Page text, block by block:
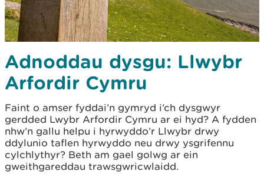
Adnoddau dysgu: Llwybr
Arfordir Cymru
Faint o amser fyddai’n gymryd i’ch dysgwyr
gerdded Lwybr Arfordir Cymru ar ei hyd? A fydden
nhw’n gallu helpu i hyrwyddo’r Llwybr drwy
ddylunio taflen hyrwyddo neu drwy ysgrifennu
cylchlythyr? Beth am gael golwg ar ein
gweithgareddau trawsgwricwlaidd.